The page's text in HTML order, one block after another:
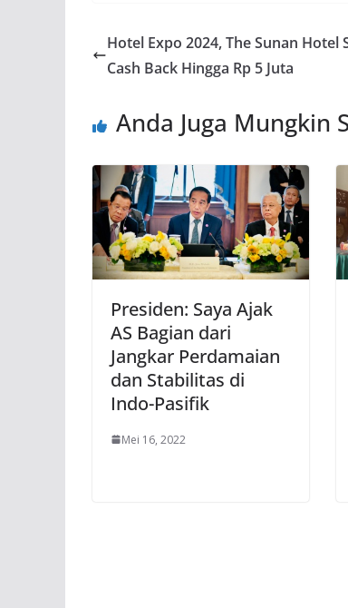
Hotel Expo 2024, The Sunan Hotel
Cash Back Hingga Rp 5 Juta
Anda Juga Mungkin
Presiden: Saya Ajak
AS Bagian dari
Jangkar Perdamaian
dan Stabilitas di
Indo-Pasifik
Mei 16, 2022